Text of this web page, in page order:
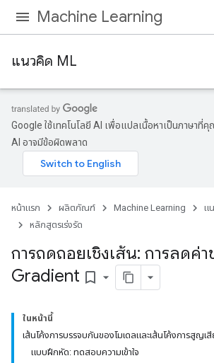
Machine Learning
แนวคิด ML
Google ใช้เทคโนโลยี AI เพื่อแปลเนื้อหาเป็นภาษาที่
AI อาจมีข้อผิดพลาด
หน้าแรก ผลิตภัณฑ์ Machine Learning
แ
หลักสูตรเร่งรัด
การถดถอยเชิงเส้น: การลดค่า
Gradient bookmark_border
ในหน้านี้
เส้นโค้งการบรรจบกันของโมเดลและเส้นโค้งการสูญเสี
แบบฝึกหัด: ทดสอบความเข้าใจ